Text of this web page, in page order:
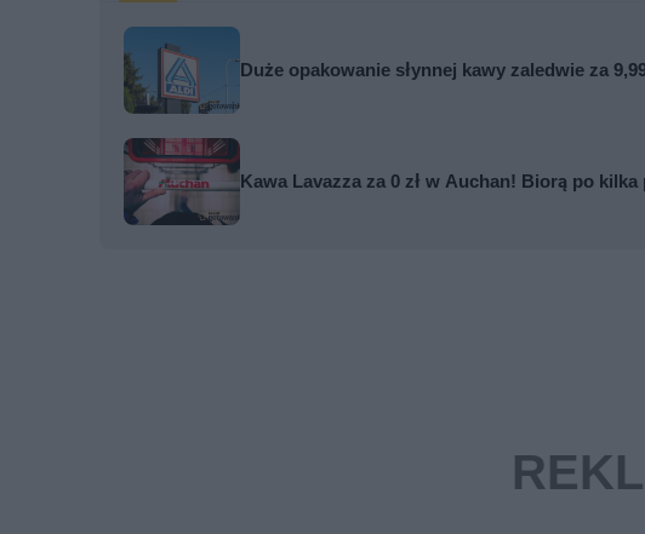
Duże opakowanie słynnej kawy zaledwie za
Kawa Lavazza za 0 zł w Auchan! Biorą po